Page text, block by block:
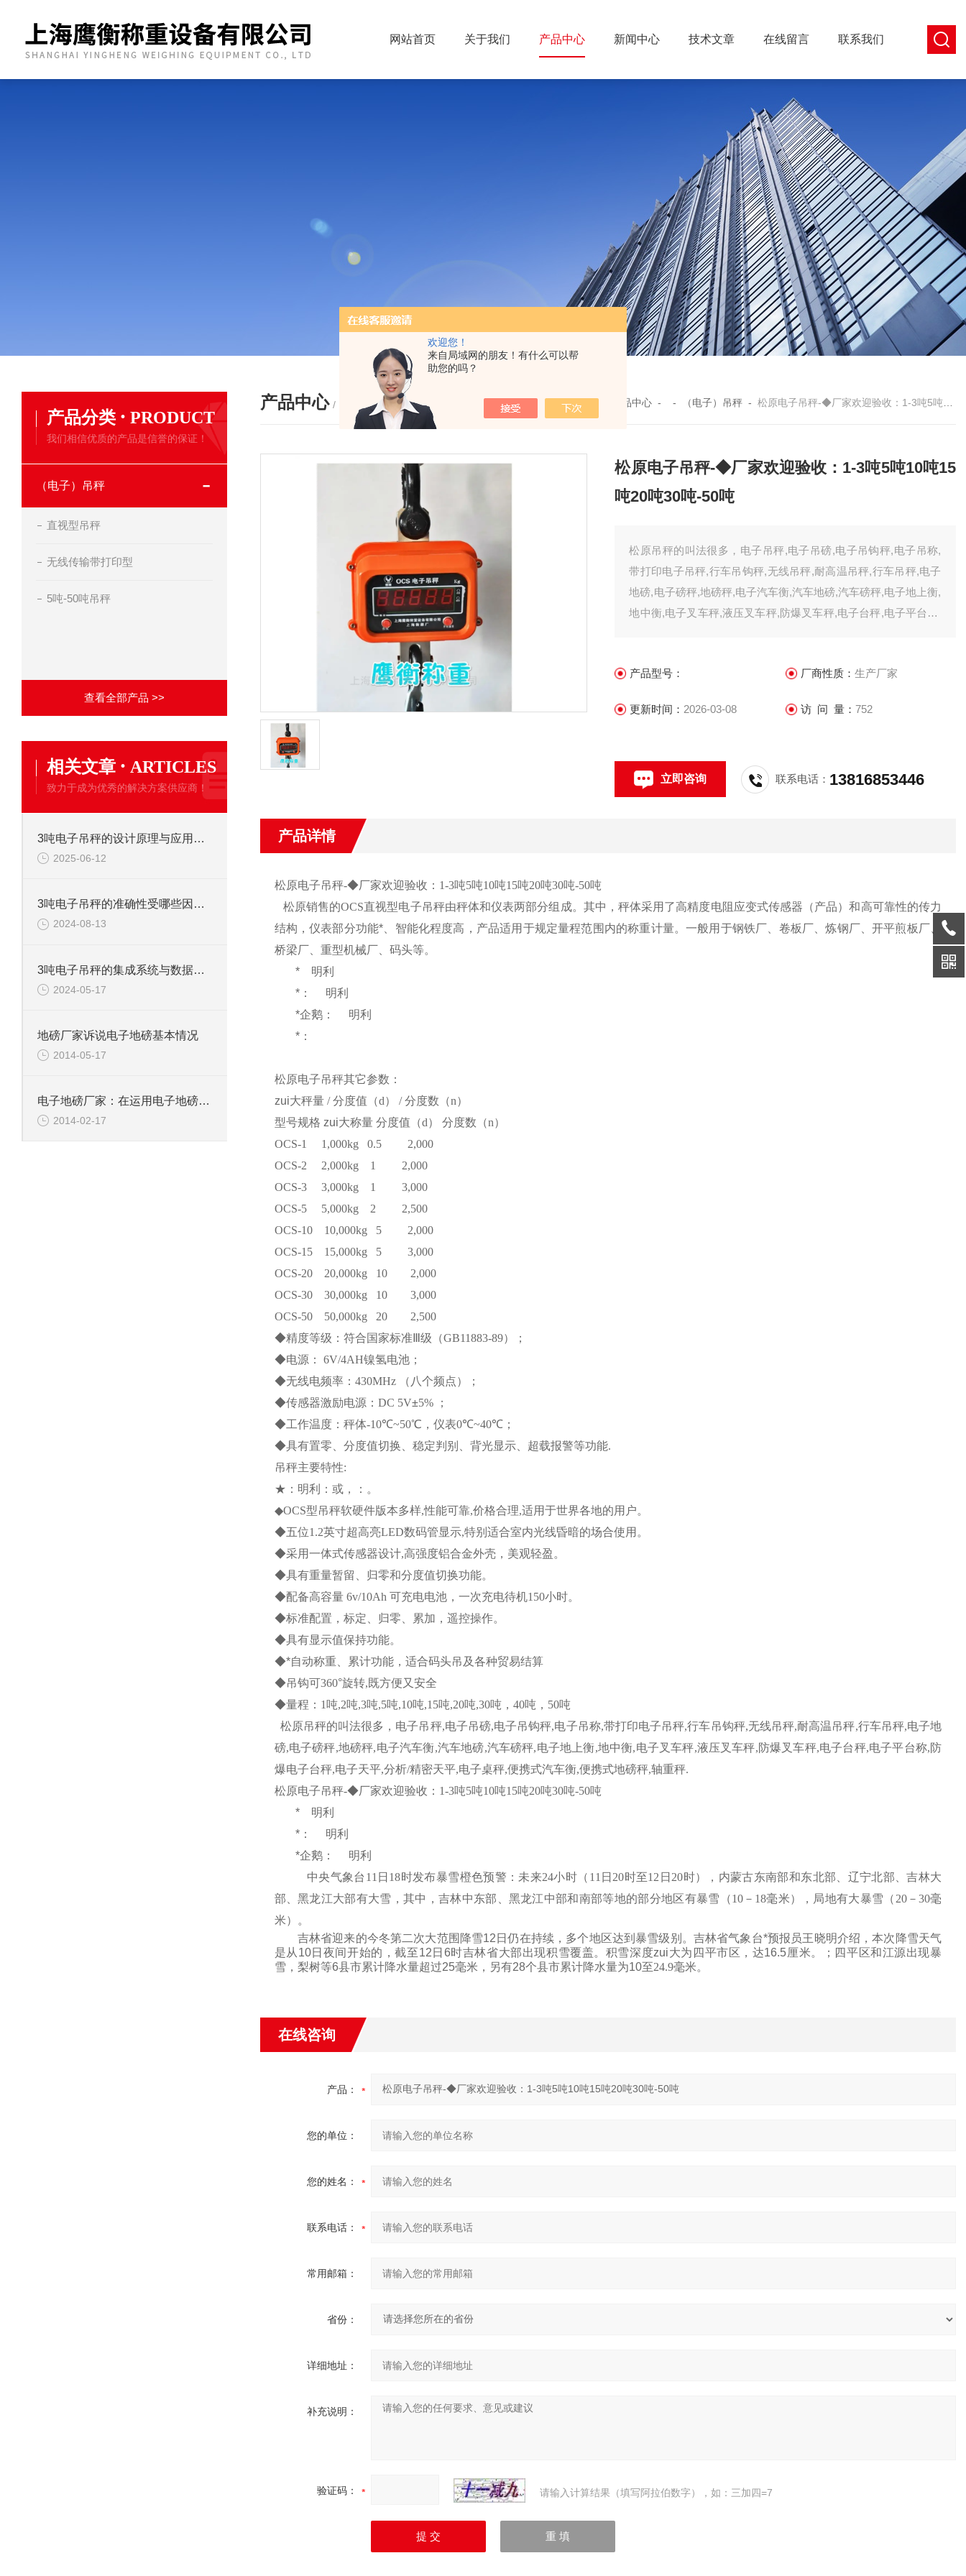
欢迎您！
来自局域网的朋友！有什么可以帮
助您的吗？
网站首页 关于我们 产品中心 新闻中心 技术文章 在线留言 联系我们
产品分类 · PRODUCT
我们相信优质的产品是信誉的保证！
（电子）吊秤
直视型吊秤
无线传输带打印型
5吨-50吨吊秤
查看全部产品 >>
相关文章 · ARTICLES
致力于成为优秀的解决方案供应商！
3吨电子吊秤的设计原理与应用分析
2025-06-12
3吨电子吊秤的准确性受哪些因素影响？
2024-08-13
3吨电子吊秤的集成系统与数据分析
2024-05-17
地磅厂家诉说电子地磅基本情况
2014-05-17
电子地磅厂家：在运用电子地磅称重模块注意事项
2014-02-17
产品中心 / PRODUCTS 您的位置：首页 - 产品中心 - - （电子）吊秤 -松原电子吊秤-◆厂家欢迎验收：1-3吨5吨10吨15吨20吨30吨-50吨
松原电子吊秤-◆厂家欢迎验收：1-3吨5吨10吨15
吨20吨30吨-50吨
松原吊秤的叫法很多，电子吊秤,电子吊磅,电子吊钩秤,电子吊称,
带打印电子吊秤,行车吊钩秤,无线吊秤,耐高温吊秤,行车吊秤,电子
地磅,电子磅秤,地磅秤,电子汽车衡,汽车地磅,汽车磅秤,电子地上衡,
地中衡,电子叉车秤,液压叉车秤,防爆叉车秤,电子台秤,电子平台称,
产品型号：
厂商性质： 生产厂家
更新时间： 2026-03-08 访 问 量： 752
立即咨询 联系电话： 13816853446
产品详情
松原电子吊秤-◆厂家欢迎验收： 1-3吨5吨10吨15吨20吨30吨-50吨
松原销售的OCS直视型电子吊秤由秤体和仪表两部分组成。其中，秤体采用了高精度电阻应变式传感器（产品）和高可靠性的传力
结构，仪表部分功能*、智能化程度高，产品适用于规定量程范围内的称重计量。一般用于钢铁厂、卷板厂、炼钢厂、开平煎板厂、
桥梁厂、重型机械厂、码头等。
*
明利
*：
明利
*企鹅：
明利
*：
松原电子吊秤其它参数：
zui大秤量/分度值（d） /分度数（n）
型号规格 zui大称量 分度值（d） 分度数（n）
OCS-1
1,000kg 0.5
2,000
OCS-2
2,000kg 1
2,000
OCS-3
3,000kg 1
3,000
OCS-5
5,000kg 2
2,500
OCS-10
10,000kg 5
2,000
OCS-15
15,000kg 5
3,000
OCS-20
20,000kg 10
2,000
OCS-30
30,000kg 10
3,000
OCS-50
50,000kg 20
2,500
◆精度等级：符合国家标准Ⅲ级（GB11883-89）；
◆电源：
6V/4AH镍氢电池；
◆无线电频率： 430MHz
（八个频点）；
◆传感器激励电源： DC 5V±5%
；
◆工作温度：秤体-10℃~50℃ ，仪表0℃~40℃；
◆具有置零、分度值切换、稳定判别、背光显示、超载报警等功能.
吊秤主要特性:
★：明利： 或， ： 。
◆OCS型吊秤软硬件版本多样,性能可靠,价格合理,适用于世界各地的用户。
◆五位1.2英寸超高亮LED数码管显示,特别适合室内光线昏暗的场合使用。
◆采用一体式传感器设计,高强度铝合金外壳，美观轻盈。
◆具有重量暂留、归零和分度值切换功能。
◆配备高容量6v/10Ah 可充电电池，一次充电待机150小时。
◆标准配置，标定、归零、累加，遥控操作。
◆具有显示值保持功能。
◆*自动称重、累计功能，适合码头吊及各种贸易结算
◆吊钩可360°旋转,既方便又安全
◆量程： 1 吨,2吨,3吨,5吨,10吨,15吨,20吨,30吨， 40吨， 50吨
松原吊秤的叫法很多，电子吊秤,电子吊磅,电子吊钩秤,电子吊称,带打印电子吊秤,行车吊钩秤,无线吊秤,耐高温吊秤,行车吊秤,电子地
磅,电子磅秤,地磅秤,电子汽车衡,汽车地磅,汽车磅秤,电子地上衡,地中衡,电子叉车秤,液压叉车秤,防爆叉车秤,电子台秤,电子平台称,防
爆电子台秤,电子天平,分析/精密天平,电子桌秤,便携式汽车衡,便携式地磅秤,轴重秤.
松原电子吊秤-◆厂家欢迎验收： 1-3吨5吨10吨15吨20吨30吨-50吨
*
明利
*：
明利
*企鹅：
明利
中央气象台 11 日 18时发布暴雪橙色预警：未来24小时 （11 日 20时至12 日 20时）
，内蒙古东南部和东北部、辽宁北部、吉林大
部、黑龙江大部有大雪，其中，吉林中东部、黑龙江中部和南部等地的部分地区有暴雪 （10－ 18毫米） ，局地有大暴雪 （20－ 30毫
米）
。
吉林省迎来的今冬第二次大范围降雪12 日仍在持续，多个地区达到暴雪级别。吉林省气象台*预报员王晓明介绍，本次降雪天气
是从 10日夜间开始的，截至12 日 6时吉林省大部出现积雪覆盖。积雪深度zui大为四平市区，达16.5厘米。；四平区和江源出现暴
雪，梨树等6县市累计降水量超过25毫米 ，另有28个县市累计降水量为10至24.9毫米。
在线咨询
产品：
您的单位：
您的姓名：
联系电话：
常用邮箱：
省份：
详细地址：
补充说明：
验证码： 请输入计算结果（填写阿拉伯数字），如：三加四=7